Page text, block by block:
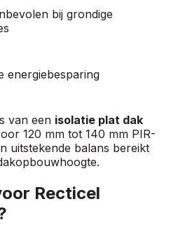
bij grondige
energiebesparing
van een isolatie plat dak
120 mm tot 140 mm PIR-
uitstekende balans bereikt
Recticel